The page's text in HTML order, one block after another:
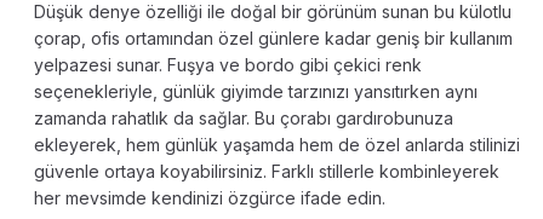
Düşük denye özelliği ile doğal bir görünüm sunan bu külotlu
çorap, ofis ortamından özel günlere kadar geniş bir kullanım
yelpazesi sunar. Fuşya ve bordo gibi çekici renk
seçenekleriyle, günlük giyimde tarzınızı yansıtırken aynı
zamanda rahatlık da sağlar. Bu çorabı gardırobunuza
ekleyerek, hem günlük yaşamda hem de özel anlarda stilinizi
güvenle ortaya koyabilirsiniz. Farklı stillerle kombinleyerek
her mevsimde kendinizi özgürce ifade edin.